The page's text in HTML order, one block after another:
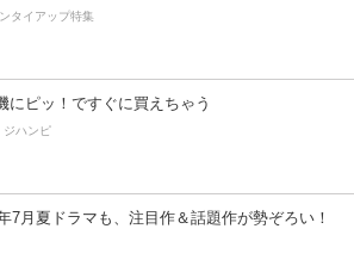
タイアップ特集
にピッ！ですぐに買えちゃう
ジハンピ
7月夏ドラマも、注目作＆話題作が勢ぞろい！